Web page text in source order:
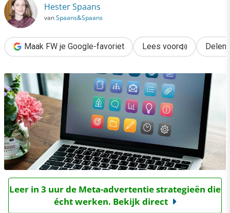
Hester Spaans
vanSpaans&Spaans
Maak FW je Google-favoriet Lees voor Delen
Leer in 3 uur de Meta-advertentie strategieën die
écht werken. Bekijk direct